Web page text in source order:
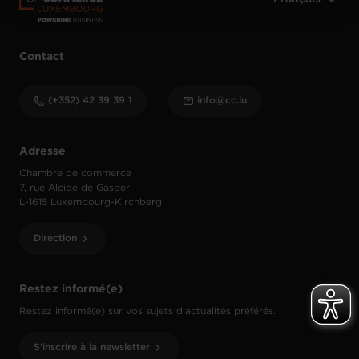
Restez informé(e)
Restez informé(e) sur vos sujets d’actualités préférés.
S'inscrire à la newsletter
Adresse
Chambre de commerce
7, rue Alcide de Gasperi
L-1615 Luxembourg-Kirchberg
Direction
Contact
(+352) 42 39 39 1 info@cc.lu